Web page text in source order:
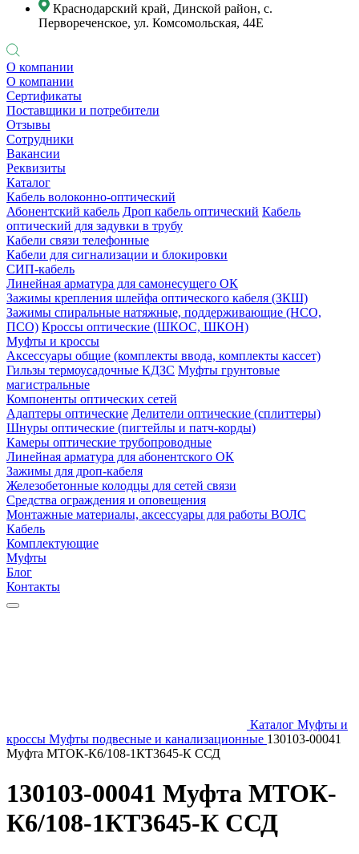
Краснодарский край, Динской район, с.
Первореченское, ул. Комсомольская, 44Е
О компании
О компании
Сертификаты
Поставщики и потребители
Отзывы
Сотрудники
Вакансии
Реквизиты
Каталог
Кабель волоконно-оптический
Абонентский кабель Дроп кабель оптический Кабель
оптический для задувки в трубу
Кабели связи телефонные
Кабели для сигнализации и блокировки
СИП-кабель
Линейная арматура для самонесущего ОК
Зажимы крепления шлейфа оптического кабеля (ЗКШ)
Зажимы спиральные натяжные, поддерживающие (НСО,
ПСО) Кроссы оптические (ШКОС, ШКОН)
Муфты и кроссы
Аксессуары общие (комплекты ввода, комплекты кассет)
Гильзы термоусадочные КДЗС Муфты грунтовые
магистральные
Компоненты оптических сетей
Адаптеры оптические Делители оптические (сплиттеры)
Шнуры оптические (пигтейлы и патч-корды)
Камеры оптические трубопроводные
Линейная арматура для абонентского ОК
Зажимы для дроп-кабеля
Железобетонные колодцы для сетей связи
Средства ограждения и оповещения
Монтажные материалы, аксессуары для работы ВОЛС
Кабель
Комплектующие
Муфты
Блог
Контакты
Каталог Муфты и
кроссы Муфты подвесные и канализационные 130103-00041
Муфта МТОК-К6/108-1КТ3645-К ССД
130103-00041 Муфта МТОК-
К6/108-1КТ3645-К ССД